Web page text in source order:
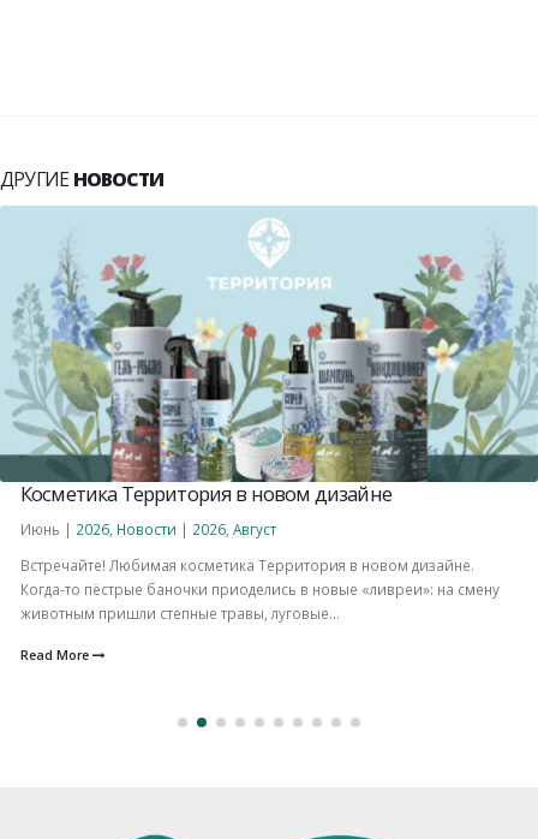
ДРУГИЕ НОВОСТИ
Косметика Территория в новом дизайне
Июнь | 2026 Новости | 2026 Август
Встречайте! Любимая косметика Территория в новом дизайне.
Когда-то пёстрые баночки приоделись в новые «ливреи»: на смену
животным пришли степные травы, луговые...
Read More